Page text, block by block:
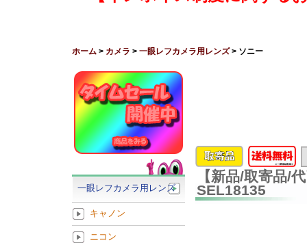
ホーム > カメラ > 一眼レフカメラ用レンズ> ソニー
【新品/取寄品/
SEL18135
一眼レフカメラ用レンズ
キャノン
ニコン